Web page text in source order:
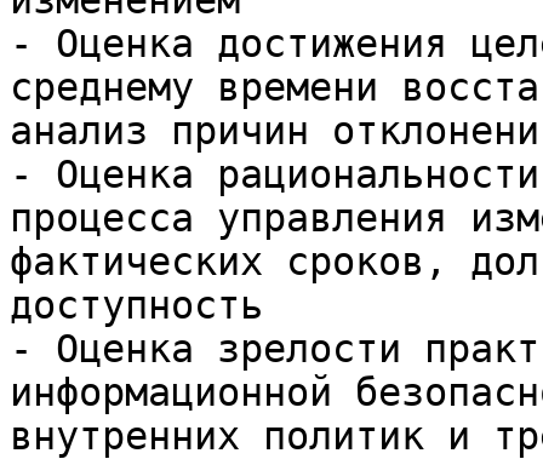
- Оценка достижения
среднему времени
анализ причин
- Оценка
процесса управления
фактических сроков,
доступность
- Оценка зрелости
информационной
внутренних политик и